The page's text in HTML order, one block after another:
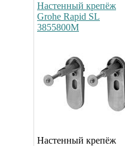
Настенный крепёж
Grohe Rapid SL
3855800M
Настенный крепёж